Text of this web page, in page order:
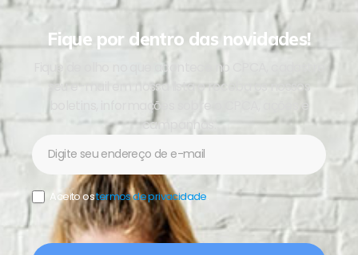
Fique por dentro das novidades!
Fique de olho no que acontece no CPCA, cadastre
seu e-mail em nossa lista e receba os nossos
boletins, informações sobre o CPCA, ações e
campanhas.
Aceito ostermos de privacidade.